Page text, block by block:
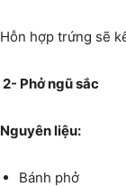
Hỗn hợp trứng sẽ
2- Phở ngũ sắc
Nguyên liệu:
Bánh phở